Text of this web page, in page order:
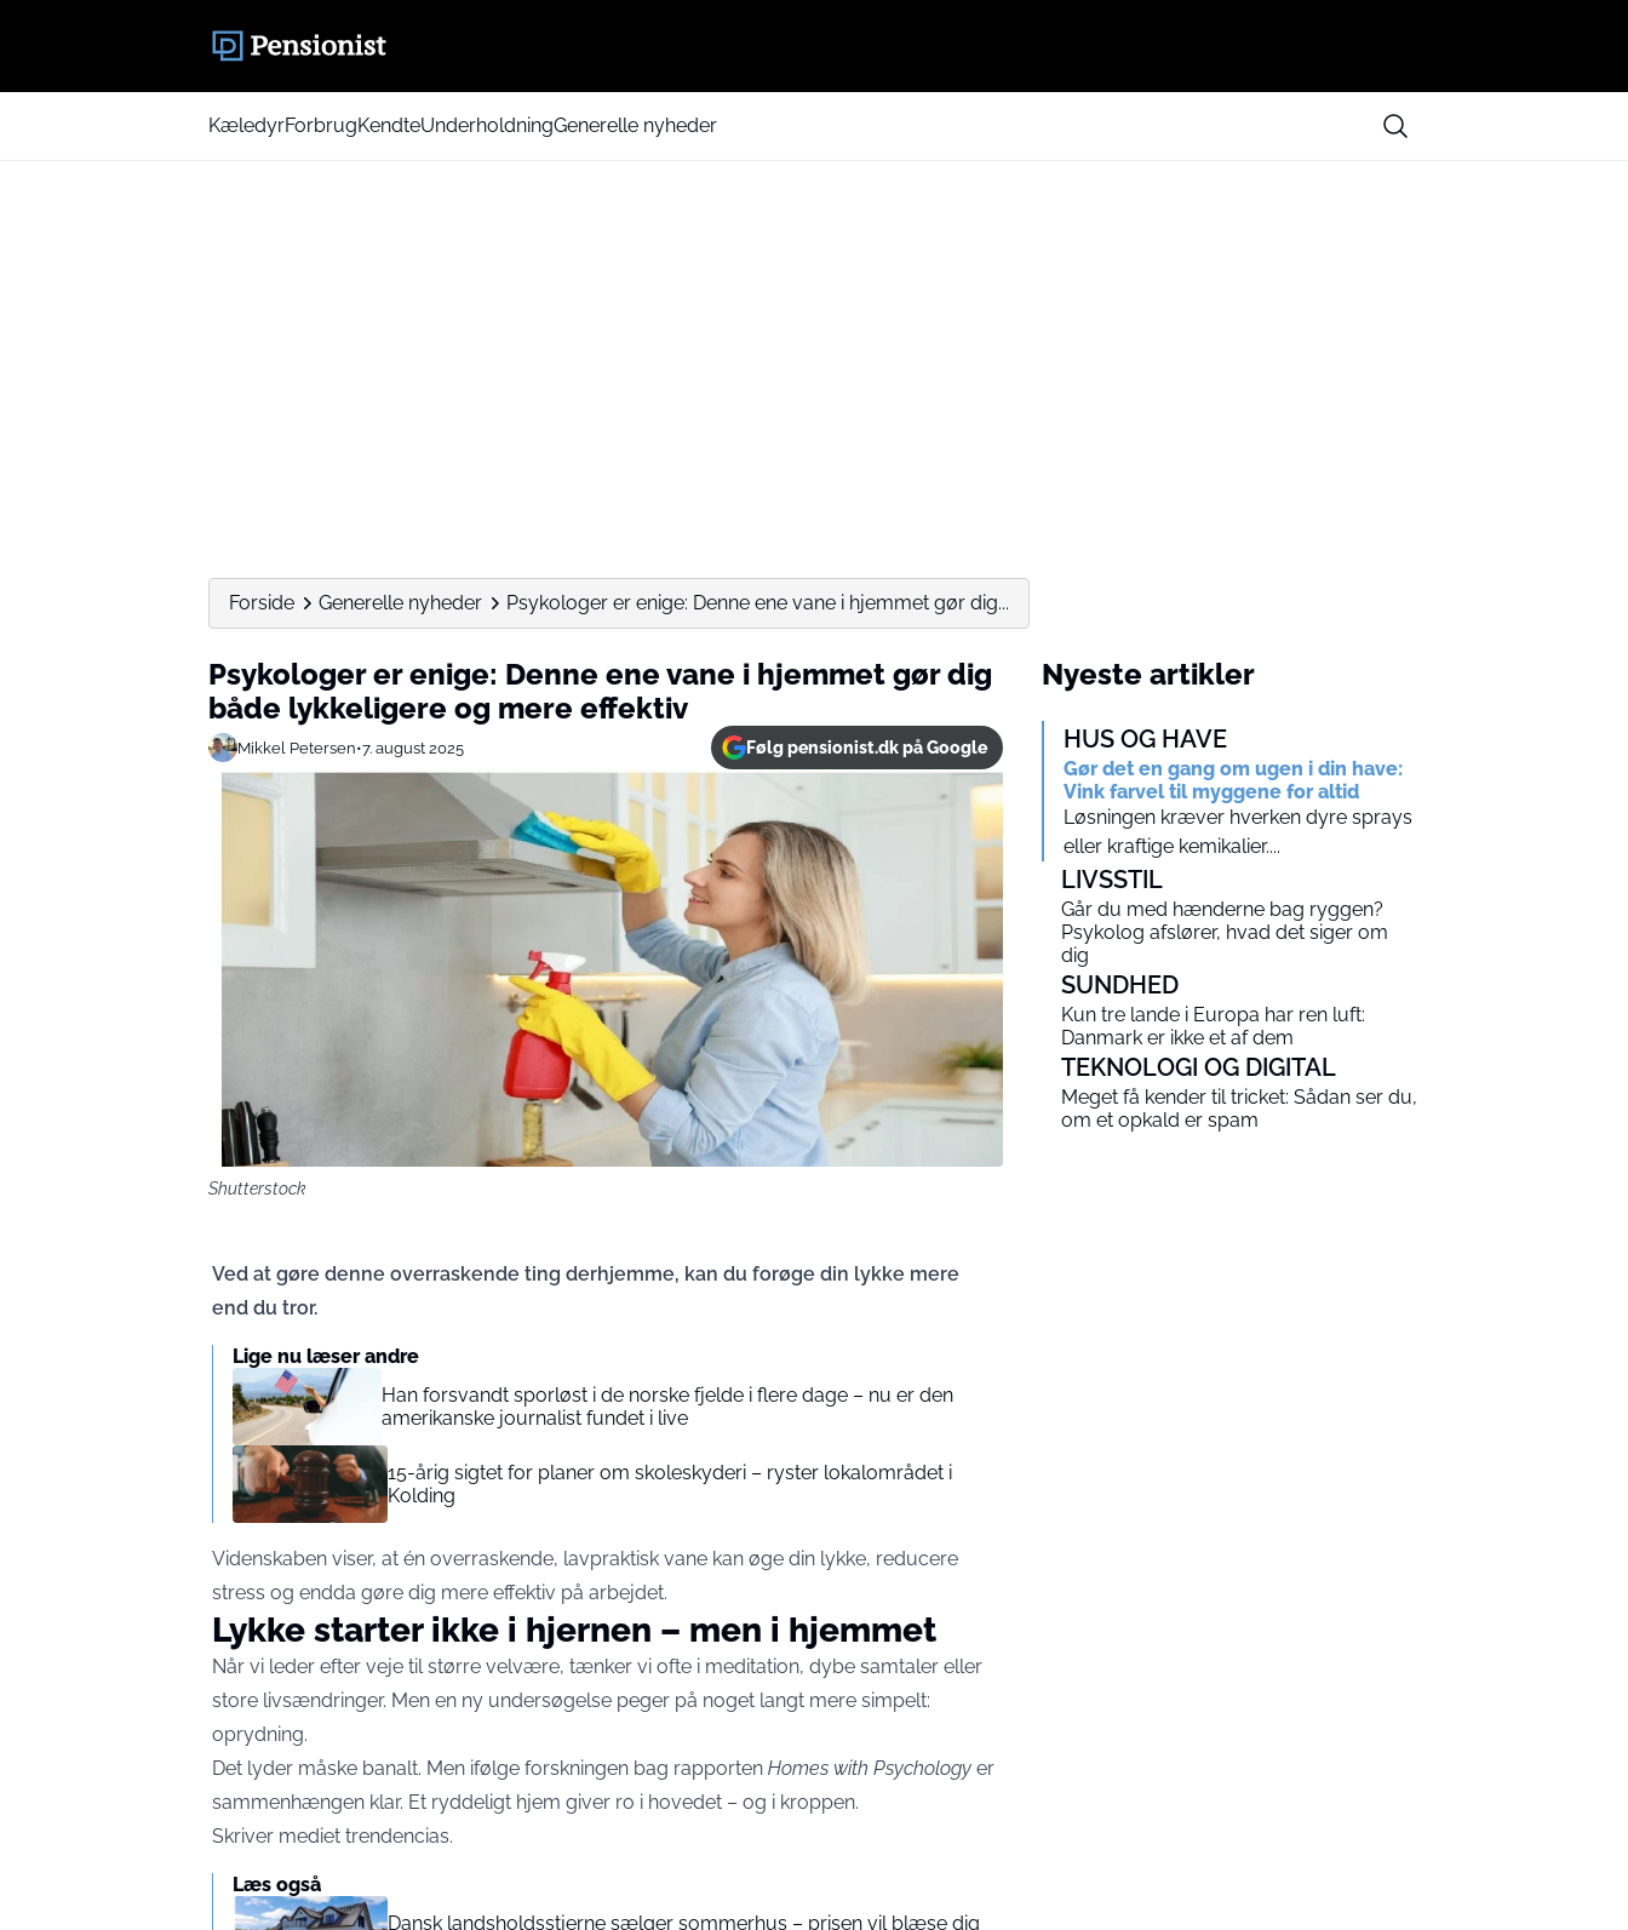
KæledyrForbrugKendteUnderholdningGenerelle nyheder
Forside Generelle nyheder Psykologer er enige: Denne ene vane i hjemmet gør dig...
Psykologer er enige: Denne ene vane i hjemmet gør dig
både lykkeligere og mere effektiv
Mikkel Petersen•7. august 2025 Følg pensionist.dk på Google
Shutterstock
Ved at gøre denne overraskende ting derhjemme, kan du forøge din lykke mere
end du tror.
Lige nu læser andre
Han forsvandt sporløst i de norske fjelde i flere dage – nu er den
amerikanske journalist fundet i live
15-årig sigtet for planer om skoleskyderi – ryster lokalområdet i
Kolding
Videnskaben viser, at én overraskende, lavpraktisk vane kan øge din lykke, reducere
stress og endda gøre dig mere effektiv på arbejdet.
Lykke starter ikke i hjernen – men i hjemmet
Når vi leder efter veje til større velvære, tænker vi ofte i meditation, dybe samtaler eller
store livsændringer. Men en ny undersøgelse peger på noget langt mere simpelt:
oprydning.
Det lyder måske banalt. Men ifølge forskningen bag rapporten Homes with Psychology er
sammenhængen klar. Et ryddeligt hjem giver ro i hovedet – og i kroppen.
Skriver mediet trendencias.
Læs også
Dansk landsholdsstjerne sælger sommerhus – prisen vil blæse dig
Nyeste artikler
HUS OG HAVE
Gør det en gang om ugen i din have:
Vink farvel til myggene for altid
Løsningen kræver hverken dyre sprays
eller kraftige kemikalier....
LIVSSTIL
Går du med hænderne bag ryggen?
Psykolog afslører, hvad det siger om
dig
SUNDHED
Kun tre lande i Europa har ren luft:
Danmark er ikke et af dem
TEKNOLOGI OG DIGITAL
Meget få kender til tricket: Sådan ser du,
om et opkald er spam